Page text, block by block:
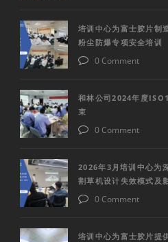
培训中心为富士胶片制
粉尘防爆专项安全培训
0 Comment
和林公司2024年度
束
0 Comment
2026年3月培训中心为
割草机设计失效模式及
0 Comment
培训中心为富士胶片提